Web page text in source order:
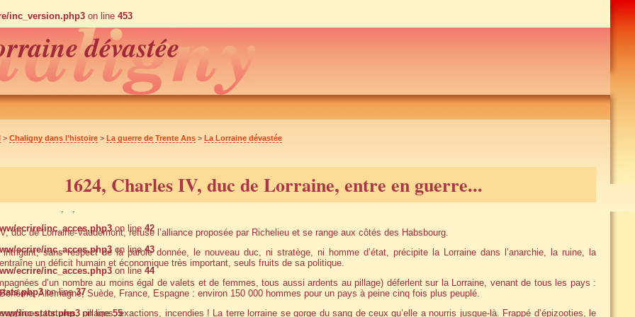
inc_version.php3 on line 453
inc_version.php3 on line 576
inc_version.php3on line 612
inc_version.php3on line613
inc_version.php3on line614
inc_version.php3on line760
inc-cache.php3on line28
inc-cache.php3on line48
inc-cache.php3on line 49
ecrire/inc_acces.php3on line42
ecrire/inc_acces.php3 on line43
ecrire/inc_acces.php3 on line 44
dévastée
> Chaligny dans l’histoire > La guerre de Trente Ans > La Lorraine dévastée
1624, Charles IV, duc de Lorraine, entre en guerre...
duc de Lorraine-Vaudémont, refuse l’alliance proposée par Richelieu et se range aux côtés des Habsbourg.
sans respect de la parole donnée, le nouveau duc, ni stratège, ni homme d’état, précipite la Lorraine dans l’anarchie, la ruine, la
un déficit humain et économique très important, seuls fruits de sa politique.
d’un nombre au moins égal de valets et de femmes, tous aussi ardents au pillage) déferlent sur la Lorraine, venant de tous les pays :
Allemagne, Suède, France, Espagne : environ 150 000 hommes pour un pays à peine cinq fois plus peuplé.
tortures, pillages, exactions, incendies ! La terre lorraine se gorge du sang de ceux qu’elle a nourris jusque-là. Frappé d’épizooties, le
on line37
inc-stats.php3 on line55